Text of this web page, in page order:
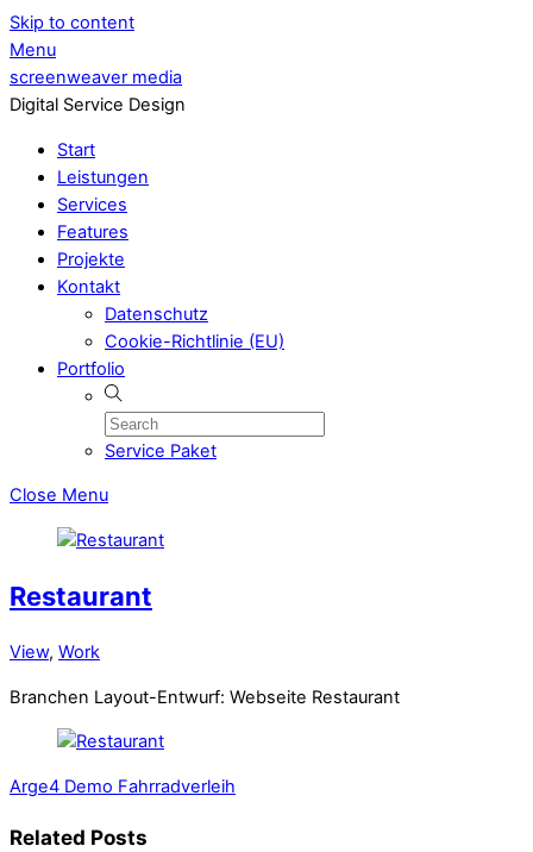
Skip to content
Menu
screenweaver media
Digital Service Design
Start
Leistungen
Services
Features
Projekte
Kontakt
Datenschutz
Cookie-Richtlinie (EU)
Portfolio
Service Paket
Close Menu
Restaurant
View, Work
Branchen Layout-Entwurf: Webseite Restaurant
Arge4 Demo Fahrradverleih
Related Posts